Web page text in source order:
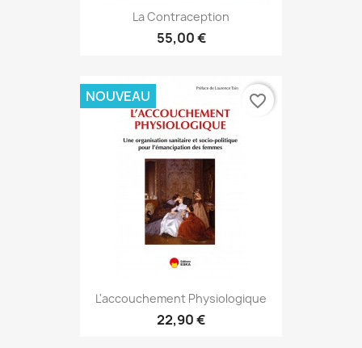
La Contraception
55,00 €
L'accouchement Physiologique
22,90 €
NOUVEAU favorite_border